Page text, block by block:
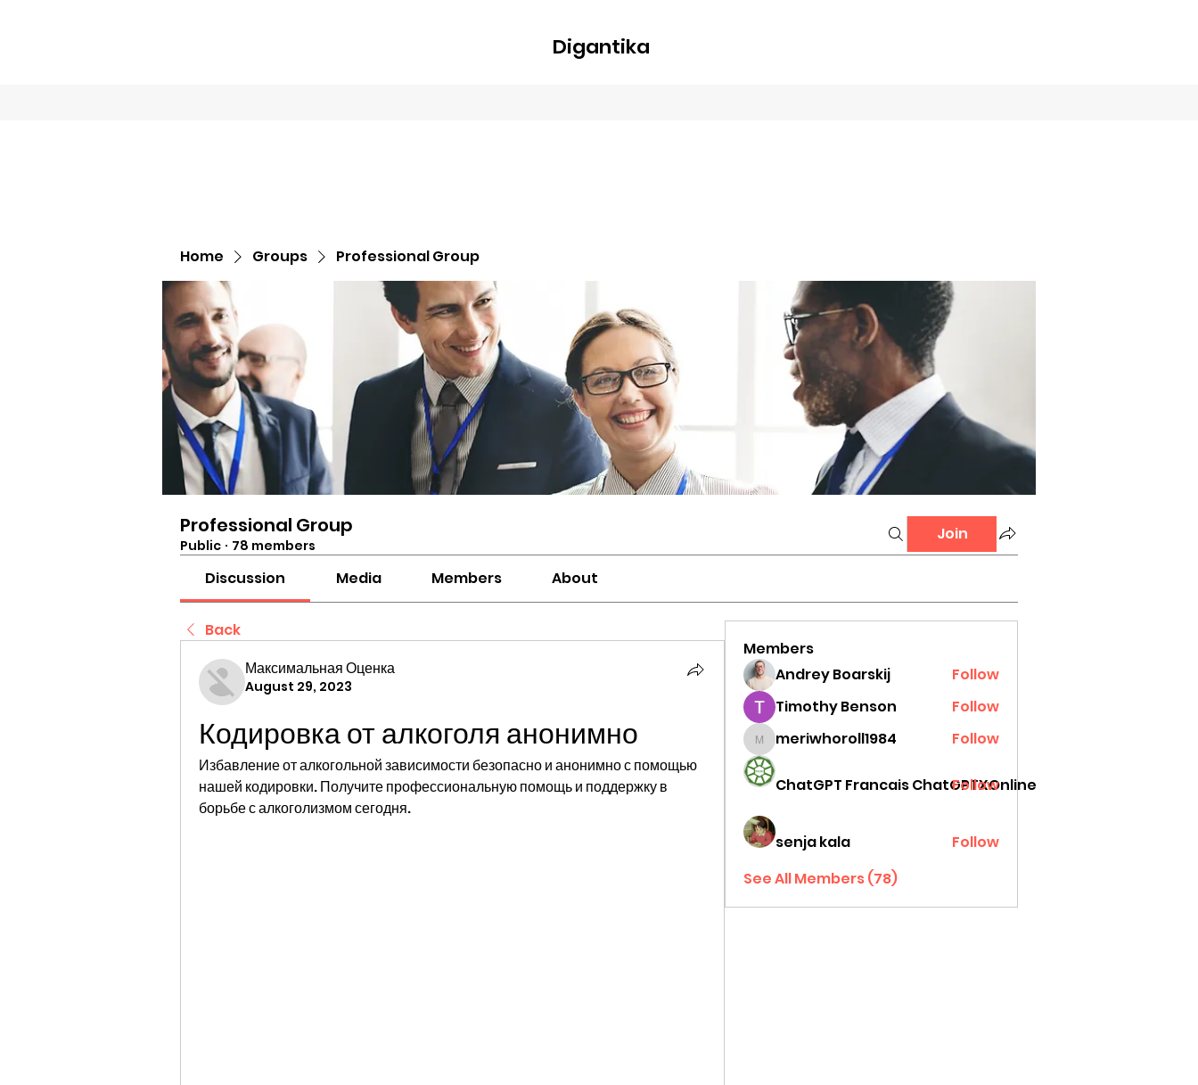
Digantika
Home Groups Professional Group
Professional Group
Public · 78 members
Join
Discussion Media Members About
Back
Максимальная Оценка
August 29, 2023
Кодировка от алкоголя анонимно
Избавление от алкогольной зависимости безопасно и анонимно с помощью
нашей кодировки. Получите профессиональную помощь и поддержку в
борьбе с алкоголизмом сегодня.
Members
Andrey Boarskij
Follow
Timothy Benson
Follow
meriwhoroll1984
meriwhoroll1984 Follow
ChatGPT Francais ChatGPTXOnline
Follow
senja kala
Follow
See All Members (78)